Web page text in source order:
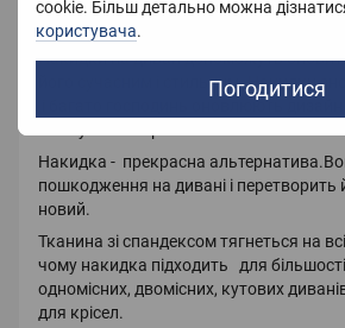
cookie. Більш детально можна
користувача.
Погодитися
Розмір:
Накидки на диван допоможуть
його сучасним і стильним. Накидки
і багато господинь оновлюють дизайн
Накидка - прекрасна
пошкодження на дивані і перетворить
новий.
Тканина зі спандексом тягнеться на
чому накидка підходить для
одномісних, двомісних, кутових
для крісел.